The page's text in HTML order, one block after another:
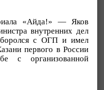
«Айда!» — Яков
внутренних дел
боролся с ОГП и имел
первого в России
с организованной